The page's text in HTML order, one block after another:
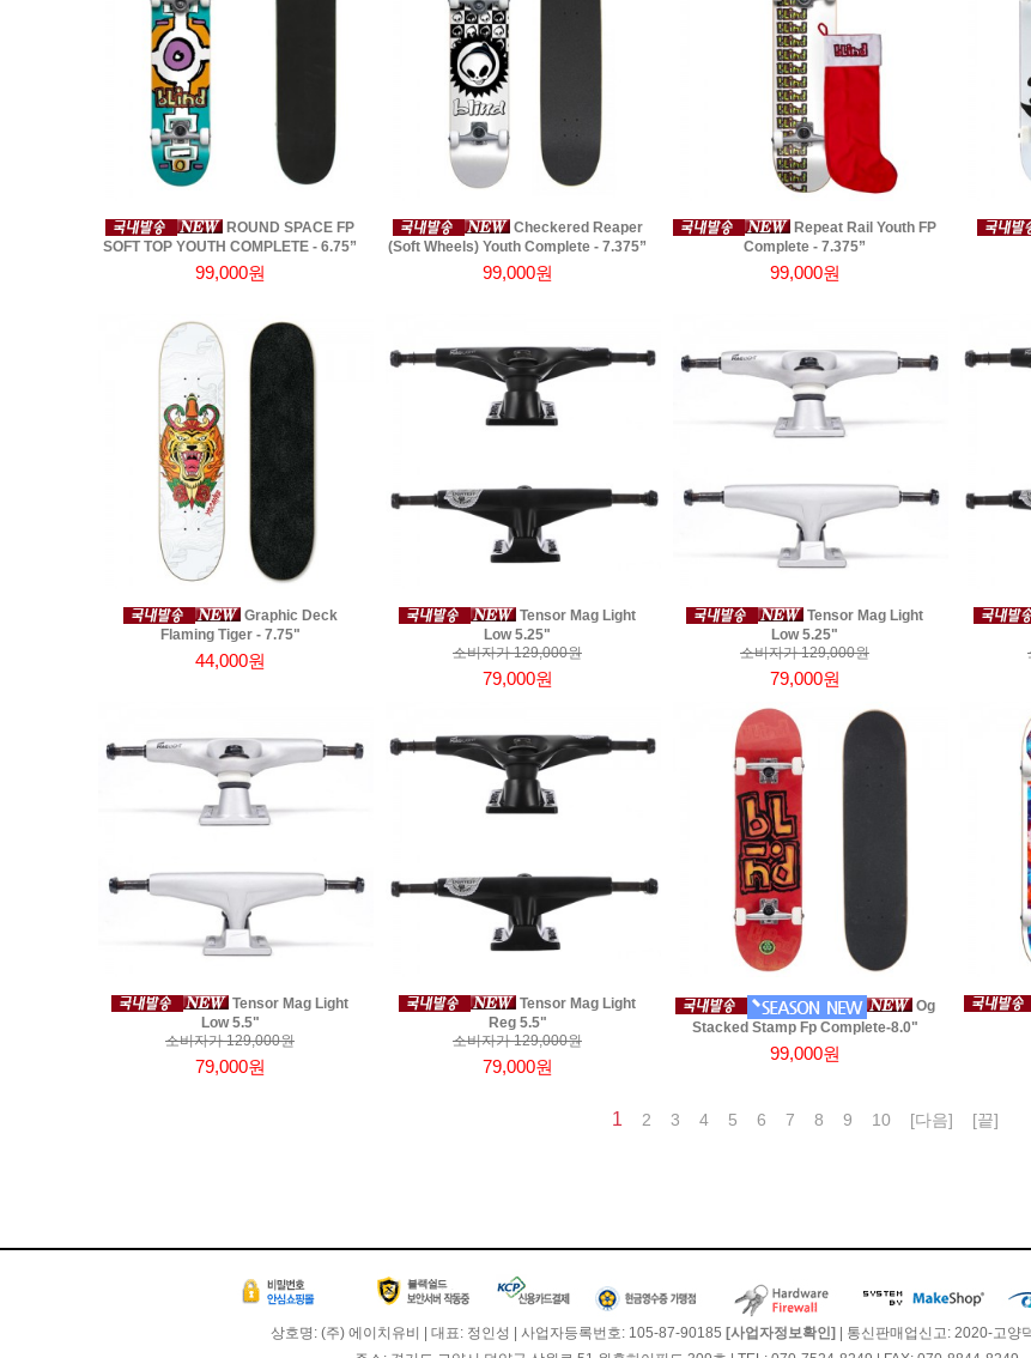
ROUND SPACE FP
SOFT TOP YOUTH COMPLETE - 6.75”
99,000원
Checkered Reaper
(Soft Wheels) Youth Complete - 7.375”
99,000원
Repeat Rail Youth FP
Complete - 7.375”
99,000원
Graphic Deck
Flaming Tiger - 7.75"
44,000원
Tensor Mag Light
Low 5.25"
소비자가 129,000원
79,000원
Tensor Mag Light
Low 5.25"
소비자가 129,000원
79,000원
Tensor Mag Light
Low 5.5"
소비자가 129,000원
79,000원
Tensor Mag Light
Reg 5.5"
소비자가 129,000원
79,000원
Og
Stacked Stamp Fp Complete-8.0"
99,000원
1 2 3 4 5 6 7 8 9 10 [다음] [끝]
상호명: (주) 에이치유비 | 대표: 정인성 | 사업자등록번호: 105-87-90185 [사업자정보확인]
| 통신판매업신고: 2020-고양